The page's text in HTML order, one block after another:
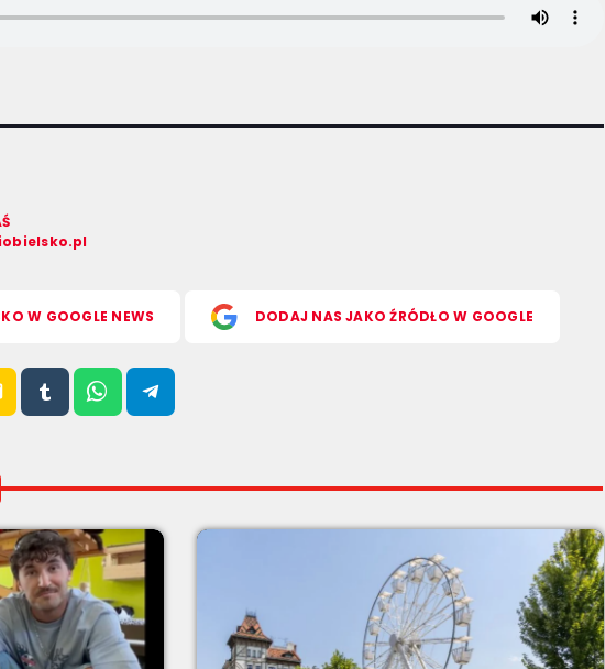
W GOOGLE NEWS DODAJ NAS JAKO ŹRÓDŁO W GOOGLE